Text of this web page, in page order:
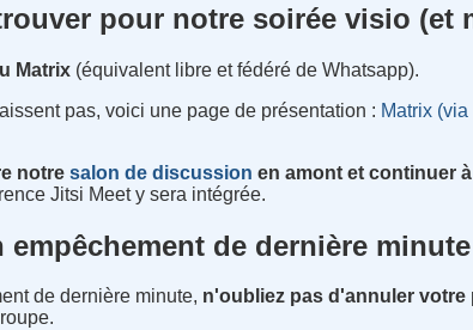
pour notre soirée visio (et
Matrix (équivalent libre et fédéré de Whatsapp).
pas, voici une page de présentation : Matrix
notresalon de discussion en amont et continuer
Jitsi Meet y sera intégrée.
empêchement de dernière
de dernière minute, n'oubliez pas d'annuler